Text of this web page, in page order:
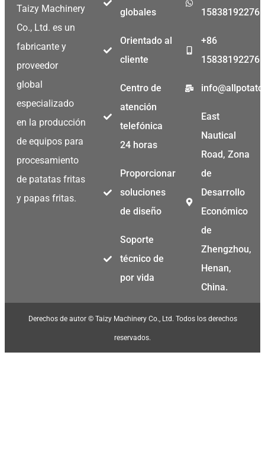
Taizy Machinery
Co., Ltd. es un
fabricante y
proveedor
global
especializado
en la producción
de equipos para
procesamiento
de patatas fritas
y papas fritas.
globales
Orientado al
cliente
Centro de
atención
telefónica
24 horas
Proporcionar
soluciones
de diseño
Soporte
técnico de
por vida
15838192276
+86
15838192276
East
Nautical
Road, Zona
de
Desarrollo
Económico
de
Zhengzhou,
Henan,
China.
Derechos de autor © Taizy Machinery Co., Ltd. Todos los derechos
reservados.